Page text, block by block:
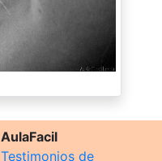
AulaFacil
Testimonios de